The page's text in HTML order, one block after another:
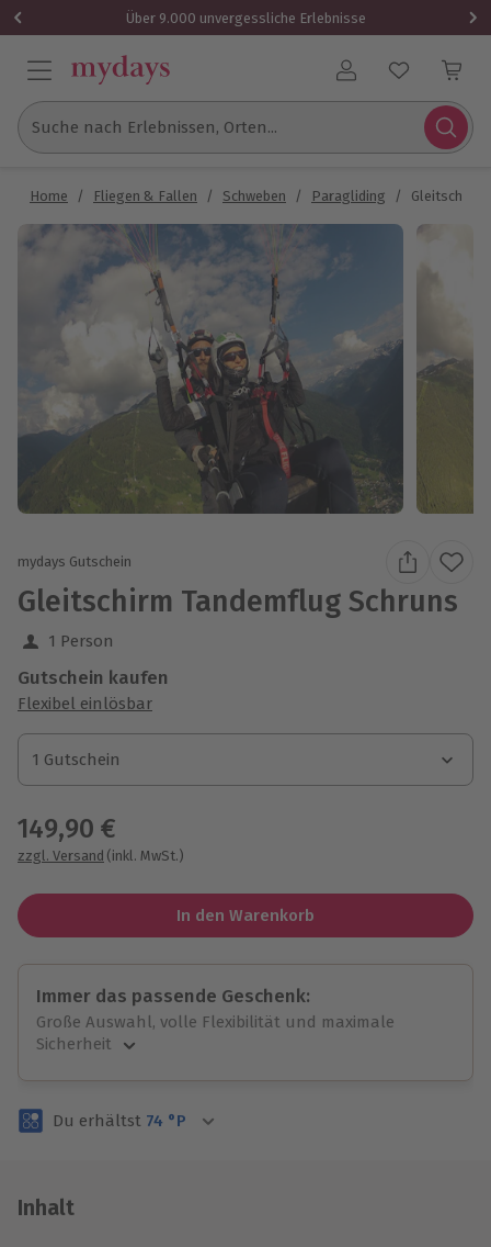
Über 9.000 unvergessliche Erlebnisse
Benutzerkonto
Suche nach Erlebnissen, Orten...
Home / Fliegen & Fallen / Schweben / Paragliding / Gleitschirm
mydays Gutschein
Gleitschirm Tandemflug Schruns
1 Person
Gutschein kaufen
Flexibel einlösbar
1 Gutschein
1 Gutschein
1 Gutschein
149,90 €
zzgl. Versand (inkl. MwSt.)
In den Warenkorb
Immer das passende Geschenk:
Große Auswahl, volle Flexibilität und maximale
Sicherheit
Volle Flexibilität
3 Jahre gültig & verlängerbar.
Du erhältst 74 °P
Inhalt